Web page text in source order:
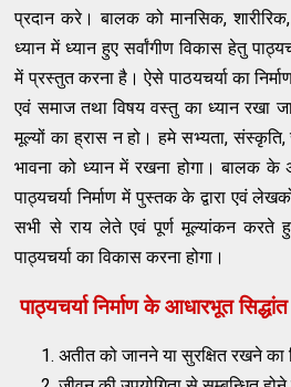
प्रदान करे। बालक को मानसिक,
ध्यान में ध्यान हुए सर्वांगीण विकास हेतु
में प्रस्तुत करना है। ऐसे पाठयचर्या का
एवं समाज तथा विषय वस्तु का ध्यान रखा
मूल्यों का ह्रास न हो। हमे सभ्यता, संस्कृति,
भावना को ध्यान में रखना होगा। बालक
पाठ्यचर्या निर्माण में पुस्तक के द्वारा एवं
सभी से राय लेते एवं पूर्ण मूल्यांकन करते
पाठ्यचर्या का विकास करना होगा।
पाठ्यचर्या निर्माण के आधारभूत सिद्धांत
अतीत को जानने या सुरक्षित रखने का